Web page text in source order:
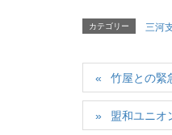
カテゴリー 三河
竹屋との緊
盟和ユニ